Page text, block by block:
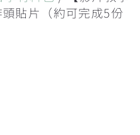
貼片（約可完成5份